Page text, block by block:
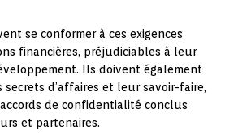
se conformer à ces exigences
financières, préjudiciables à leur
Ils doivent également
d’affaires et leur savoir-faire,
de confidentialité conclus
et partenaires.